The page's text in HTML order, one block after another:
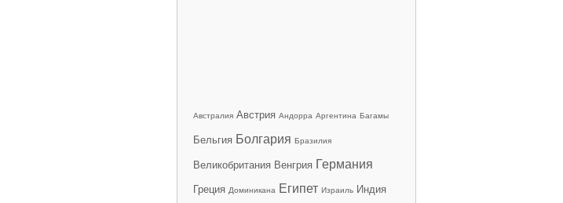
Австралия Австрия Андорра Аргентина Багамы
Бельгия Болгария Бразилия
Великобритания Венгрия Германия
Греция Доминикана Египет Израиль Индия